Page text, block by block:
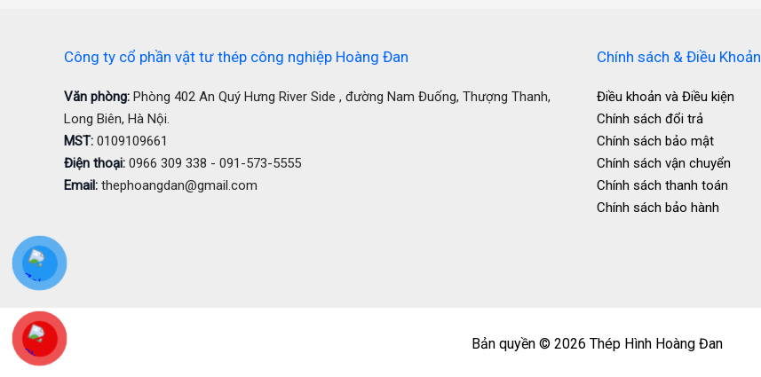
Công ty cổ phần vật tư thép công nghiệp Hoàng Đan
Văn phòng: Phòng 402 An Quý Hưng River Side , đường Nam Đuống, Thượng Thanh,
Long Biên, Hà Nội.
MST: 0109109661
Điện thoại: 0966 309 338 - 091-573-5555
Email: thephoangdan@gmail.com
Chính sách & Điều Khoản
Điều khoản và Điều kiện
Chính sách đổi trả
Chính sách bảo mật
Chính sách vận chuyển
Chính sách thanh toán
Chính sách bảo hành
Bản quyền © 2026 Thép Hình Hoàng Đan